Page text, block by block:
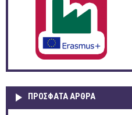
ΠΡOΣΦΑΤΑ AΡΘΡΑ